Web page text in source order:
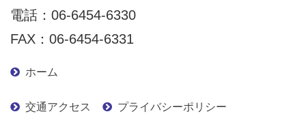
電話： 06-6454-6330
FAX：06-6454-6331
ホーム
交通アクセス プライバシーポリシー